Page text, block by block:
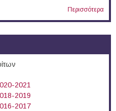
Περισσότερα
2021
2019
2017